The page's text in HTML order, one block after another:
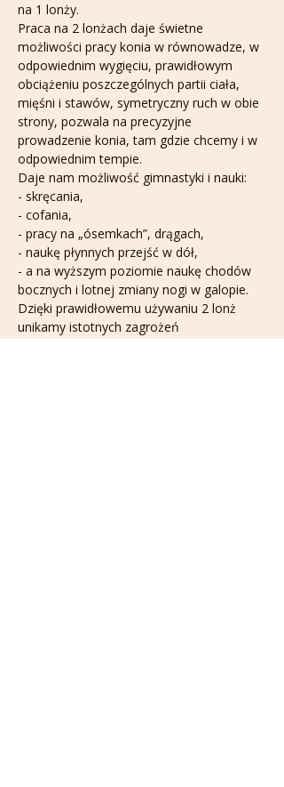
na 1 lonży.
Praca na 2 lonżach daje świetne
możliwości pracy konia w równowadze, w
odpowiednim wygięciu, prawidłowym
obciążeniu poszczególnych partii ciała,
mięśni i stawów, symetryczny ruch w obie
strony, pozwala na precyzyjne
prowadzenie konia, tam gdzie chcemy i w
odpowiednim tempie.
Daje nam możliwość gimnastyki i nauki:
- skręcania,
- cofania,
- pracy na „ósemkach”, drągach,
- naukę płynnych przejść w dół,
- a na wyższym poziomie naukę chodów
bocznych i lotnej zmiany nogi w galopie.
Dzięki prawidłowemu używaniu 2 lonż
unikamy istotnych zagrożeń